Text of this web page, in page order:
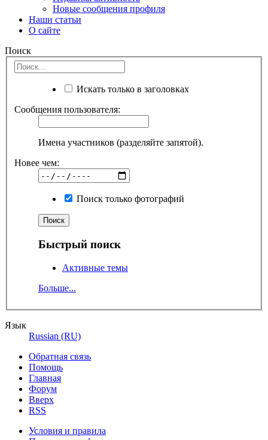
Новые сообщения профиля
Наши статьи
О сайте
Поиск
Искать только в заголовках
Сообщения пользователя:
Имена участников (разделяйте запятой).
Новее чем:
Поиск только фотографий
Быстрый поиск
Активные темы
Больше...
Язык
Russian (RU)
Обратная связь
Помощь
Главная
Форум
Вверх
RSS
Условия и правила